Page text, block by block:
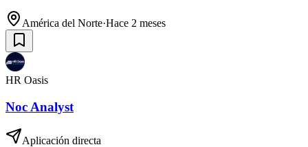
América del Norte·Hace 2 meses
HR Oasis
Noc Analyst
Aplicación directa